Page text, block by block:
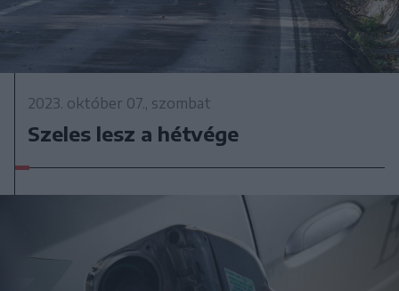
2023. október 07., szombat
Szeles lesz a hétvége